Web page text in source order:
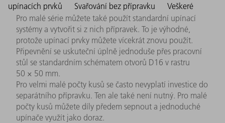
upínacích prvků
Pro malé série můžete také použít standardní upínací
systémy a vytvořit si z nich přípravek. To je výhodné,
protože upínací prvky můžete vícekrát znovu použít.
Připevnění se uskuteční úplně jednoduše přes pracovní
stůl se standardním schématem otvorů D16 v rastru
50 × 50 mm.
Svařování bez přípravku
Pro velmi malé počty kusů se často nevyplatí investice do
separátního přípravku. Ten ale také není nutný. Pro malé
počty kusů můžete díly předem sepnout a jednoduché
upínače využít jako doraz.
Veškeré